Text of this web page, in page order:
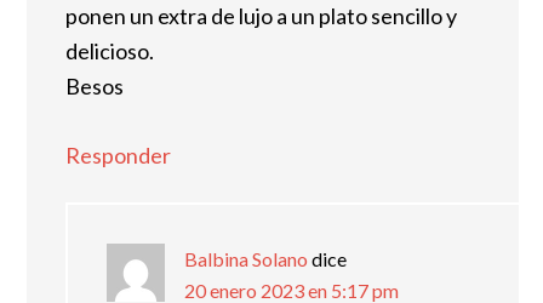
ponen un extra de lujo a un plato sencillo y
delicioso.
Besos
Responder
Balbina Solano dice
20 enero 2023 en 5:17 pm